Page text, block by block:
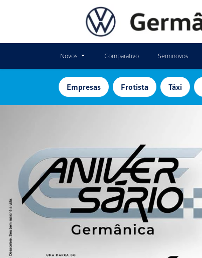
Novos Comparativo Seminovos
Empresas Frotista Táxi